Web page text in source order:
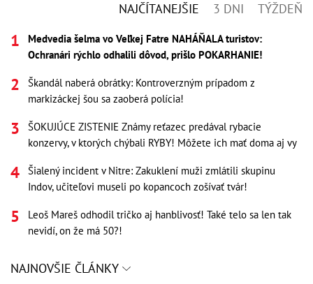
NAJČÍTANEJŠIE 3 DNI TÝŽDEŇ
Medvedia šelma vo Veľkej Fatre NAHÁŇALA turistov:
Ochranári rýchlo odhalili dôvod, prišlo POKARHANIE!
Škandál naberá obrátky: Kontroverzným prípadom z
markizáckej šou sa zaoberá polícia!
ŠOKUJÚCE ZISTENIE Známy reťazec predával rybacie
konzervy, v ktorých chýbali RYBY! Môžete ich mať doma aj vy
Šialený incident v Nitre: Zakuklení muži zmlátili skupinu
Indov, učiteľovi museli po kopancoch zošívať tvár!
Leoš Mareš odhodil tričko aj hanblivosť! Také telo sa len tak
nevidí, on že má 50?!
NAJNOVŠIE ČLÁNKY